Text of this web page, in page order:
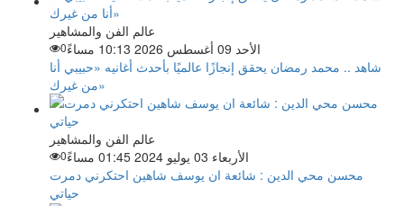
عالم الفن والمشاهير
الأحد 09 أغسطس 2026 10:13 مساءً
0
شاهد .. محمد رمضان يحقق إنجازًا عالميًا بأحدث أغانيه «حبيبي أنا
من غيرك»
عالم الفن والمشاهير
الأربعاء 03 يوليو 2024 01:45 مساءً
0
محسن محي الدين : شائعة ان يوسف شاهين احتكرني دمرت
حياتي